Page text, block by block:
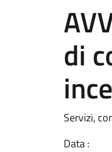
di
Servizi,
Data :